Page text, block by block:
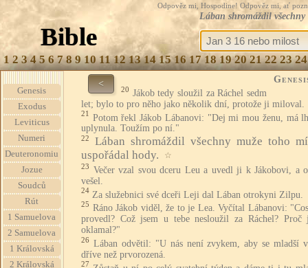
Odpověz mi, Hospodine! Odpověz mi, ať
Lában shromáždil
Bible
1 2 3 4 5 6 7 8 9 10 11 12 13 14 15 16 17 18 19 20 21 22 23 24
Genesis
Exodus
Leviticus
Numeri
Deuteronomiu
Jozue
Soudců
Rút
1 Samuelova
2 Samuelova
1 Královská
2 Královská
<
20 Jákob tedy sloužil za Ráchel sedm
let; bylo to pro něho jako několik dní, protože ji miloval.
21 Potom řekl Jákob Lábanovi: "Dej mi mou ženu, má
uplynula. Toužím po ní."
22
Lában shromáždil všechny muže toho
uspořádal hody.
☆
23 Večer vzal svou dceru Leu a uvedl ji k Jákobovi, a
vešel.
24 Za služebnici své dceři Leji dal Lában otrokyni Zilpu.
25 Ráno Jákob viděl, že to je Lea. Vyčítal Lábanovi:
provedl? Což jsem u tebe nesloužil za Ráchel? Proč
oklamal?"
26 Lában odvětil: "U nás není zvykem, aby se mladší
dříve než prvorozená.
27